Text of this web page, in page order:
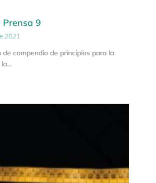
Prensa 9
2021
de compendio de principios para la
la…